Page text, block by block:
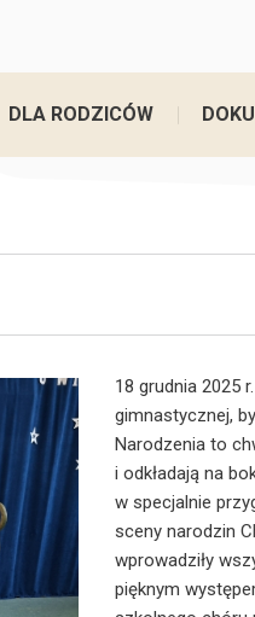
DLA RODZICÓW
18 grudnia 2025
gimnastycznej,
Narodzenia to
i odkładają na
w specjalnie
sceny narodzin
wprowadziły
pięknym